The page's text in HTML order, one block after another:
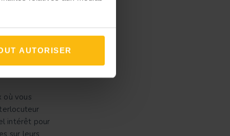
AUTORISER
où vous
intérêt pour